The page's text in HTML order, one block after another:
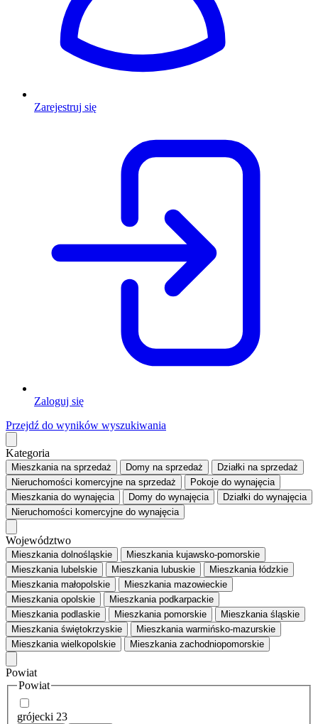
Zarejestruj się
Zaloguj się
Przejdź do wyników wyszukiwania
Kategoria
Mieszkaniana sprzedaż Domy na sprzedaż Działki na sprzedaż
Nieruchomości komercyjne na sprzedaż Pokoje do wynajęcia
Mieszkaniado wynajęcia Domy do wynajęcia Działki do wynajęcia
Nieruchomości komercyjne do wynajęcia
Województwo
Mieszkania dolnośląskie
Mieszkania kujawsko-pomorskie
Mieszkania lubelskie
Mieszkania lubuskie
Mieszkania łódzkie
Mieszkania małopolskie
Mieszkania mazowieckie
Mieszkania opolskie
Mieszkania podkarpackie
Mieszkania podlaskie
Mieszkania pomorskie
Mieszkania śląskie
Mieszkania świętokrzyskie
Mieszkania warmińsko-mazurskie
Mieszkania wielkopolskie
Mieszkania zachodniopomorskie
Powiat
Powiat
grójecki 23